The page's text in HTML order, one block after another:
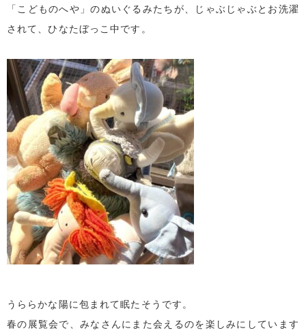
「こどものへや」のぬいぐるみたちが、じゃぶじゃぶとお洗濯
されて、ひなたぼっこ中です。
うららかな陽に包まれて眠たそうです。
春の展覧会で、みなさんにまた会えるのを楽しみにしています